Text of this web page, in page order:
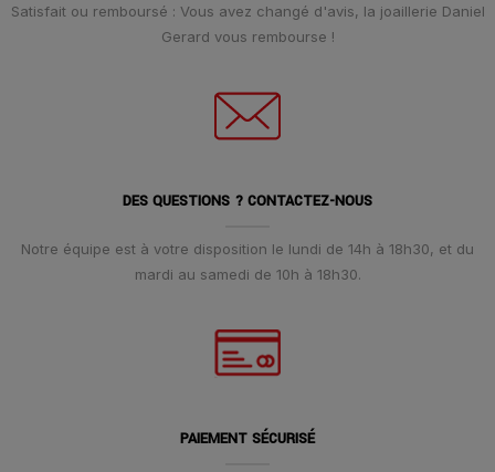
Satisfait ou remboursé : Vous avez changé d'avis, la joaillerie Daniel
Gerard vous rembourse !
DES QUESTIONS ? CONTACTEZ-NOUS
Notre équipe est à votre disposition le lundi de 14h à 18h30, et du
mardi au samedi de 10h à 18h30.
PAIEMENT SÉCURISÉ